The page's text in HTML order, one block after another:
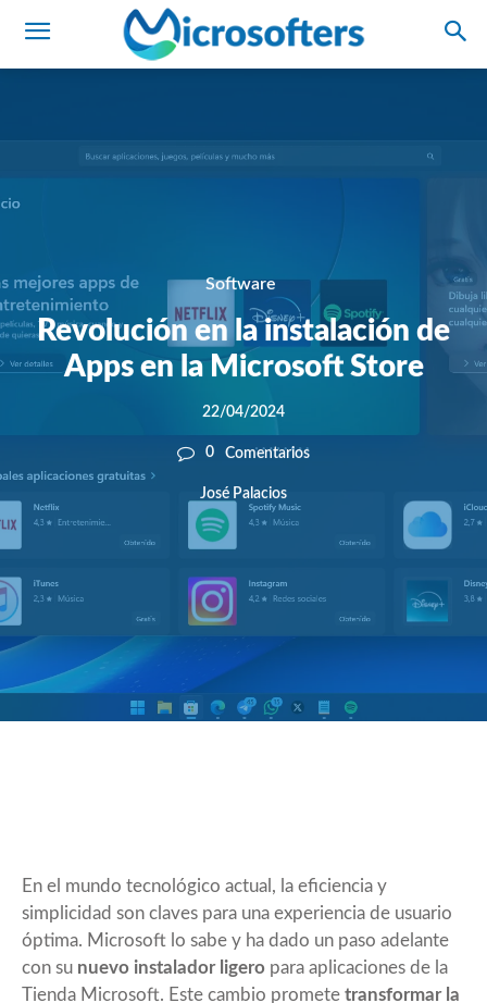
Software
Revolución en la instalación de
Apps en la Microsoft Store
22/04/2024
0 Comentarios
José Palacios
En el mundo tecnológico actual, la eficiencia y
simplicidad son claves para una experiencia de usuario
óptima. Microsoft lo sabe y ha dado un paso adelante
con su nuevo instalador ligero para aplicaciones de la
Tienda Microsoft. Este cambio promete transformar la